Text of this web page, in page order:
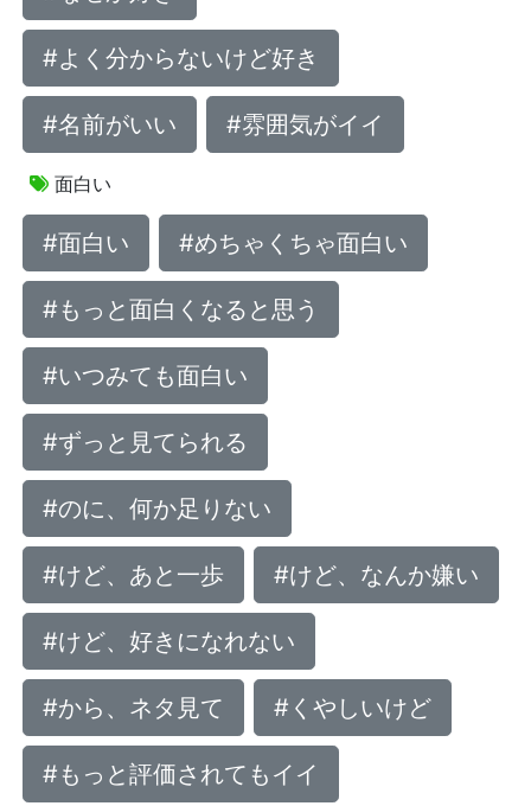
#よく分からないけど好き
#名前がいい #雰囲気がイイ
面白い
#面白い #めちゃくちゃ面白い
#もっと面白くなると思う
#いつみても面白い
#ずっと見てられる
#のに、何か足りない
#けど、あと一歩 #けど、なんか嫌い
#けど、好きになれない
#から、ネタ見て #くやしいけど
#もっと評価されてもイイ